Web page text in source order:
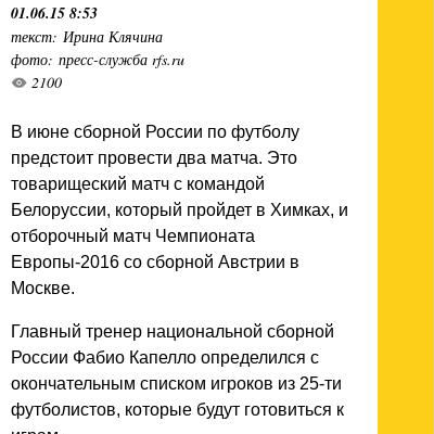
01.06.15 8:53
текст: Ирина Клячина
фото: пресс-служба rfs.ru
2100
В июне сборной России по футболу
предстоит провести два матча. Это
товарищеский матч с командой
Белоруссии, который пройдет в Химках, и
отборочный матч Чемпионата
Европы-2016 со сборной Австрии в
Москве.
Главный тренер национальной сборной
России Фабио Капелло определился с
окончательным списком игроков из 25-ти
футболистов, которые будут готовиться к